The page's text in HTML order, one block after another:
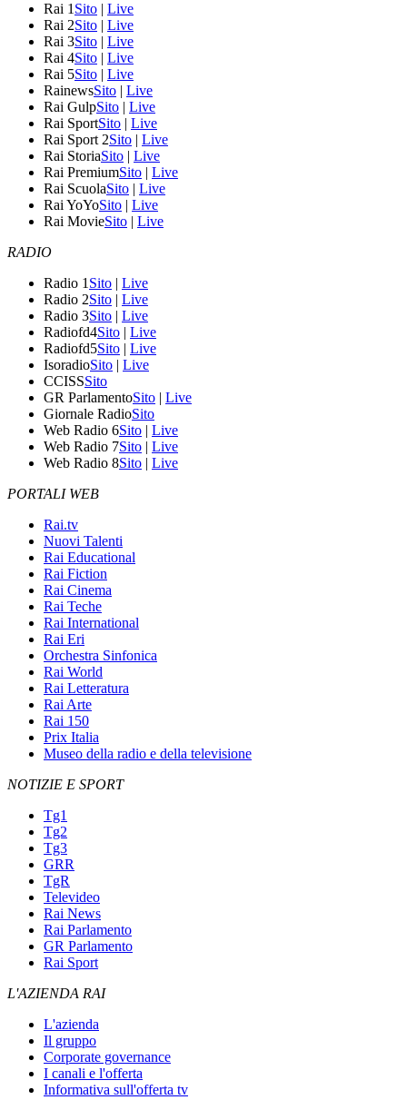
Rai 1 Sito | Live
Rai 2Sito | Live
Rai 3Sito | Live
Rai 4Sito | Live
Rai 5Sito | Live
RainewsSito | Live
Rai GulpSito | Live
Rai SportSito | Live
Rai Sport 2Sito | Live
Rai StoriaSito | Live
Rai PremiumSito | Live
Rai ScuolaSito | Live
Rai YoYoSito | Live
Rai MovieSito | Live
RADIO
Radio 1 Sito | Live
Radio 2Sito | Live
Radio 3Sito | Live
Radiofd4Sito | Live
Radiofd5Sito | Live
IsoradioSito | Live
CCISSSito
GR ParlamentoSito | Live
Giornale RadioSito
Web Radio 6Sito | Live
Web Radio 7Sito | Live
Web Radio 8Sito | Live
PORTALI WEB
Rai.tv
Nuovi Talenti
Rai Educational
Rai Fiction
Rai Cinema
Rai Teche
Rai International
Rai Eri
Orchestra Sinfonica
Rai World
Rai Letteratura
Rai Arte
Rai 150
Prix Italia
Museo della radio e della televisione
NOTIZIE E SPORT
Tg1
Tg2
Tg3
GRR
TgR
Televideo
Rai News
Rai Parlamento
GR Parlamento
Rai Sport
L'AZIENDA RAI
L'azienda
Il gruppo
Corporate governance
I canali e l'offerta
Informativa sull'offerta tv